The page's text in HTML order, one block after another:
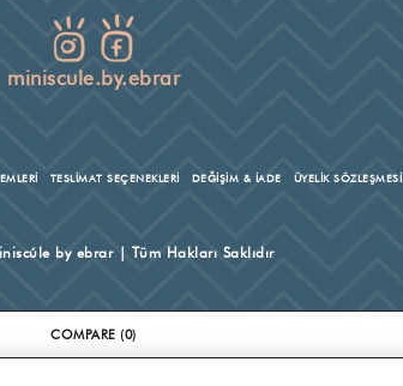
miniscule.by.ebrar
TESLİMAT SEÇENEKLERİ DEĞİŞİM & İADE ÜYELİK SÖZLEŞMESİ
by ebrar | Tüm Hakları Saklıdır
COMPARE (0)